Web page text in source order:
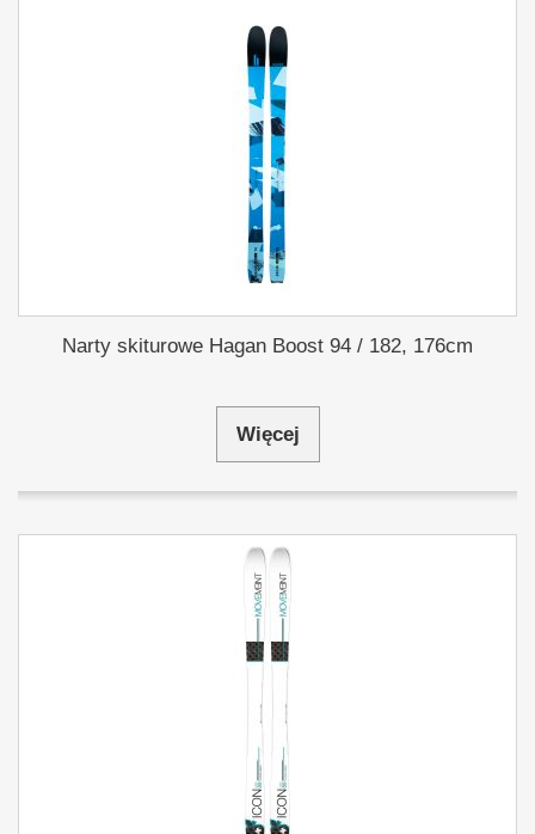
Narty skiturowe Hagan Boost 94 / 182, 176cm
Więcej